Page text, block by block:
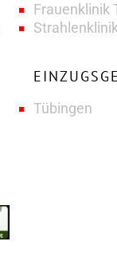
Frauenklinik
Tübingen